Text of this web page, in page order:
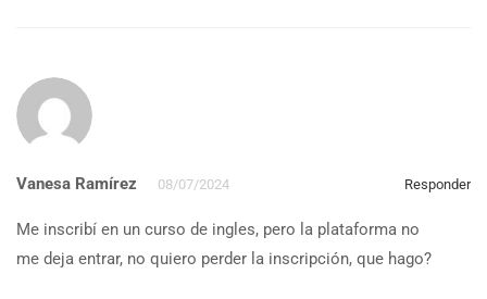
Vanesa Ramírez 08/07/2024 Responder
Me inscribí en un curso de ingles, pero la plataforma no
me deja entrar, no quiero perder la inscripción, que hago?